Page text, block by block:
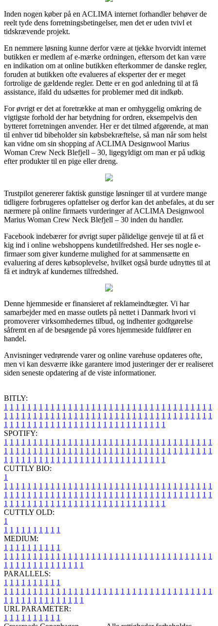
Inden nogen køber på en ACLIMA internet forhandler behøver de
reelt tyde dens forretningsbetingelser, men det er uden tvivl et
tidskrævende projekt.
En nemmere løsning kunne derfor være at tjekke hvorvidt internet
butikken er medlem af e-mærke ordningen, eftersom det kan være
en indikation om at online butikken efterkommer de danske regler,
foruden at butikken ofte evalueres af eksperter der er meget
fortrolige de gældende regler. Dette er en god anledning til at få
assistance, ifald du udsættes for problemer med dit indkøb.
For øvrigt er det at foretrække at man er omhyggelig omkring de
vigtigste forhold der har betydning for ordren, eksempelvis den
bytteret forretningen anvender. Her er det tilmed afgørende, at man
til enhver tid bibeholder sin købsbekræftelse, så man når som helst
kan vidne om sin shopping af ACLIMA Designwool Marius
Woman Crew Neck Blefjell – 30, ligegyldigt om man er på udkig
efter produkter til en pige eller dreng.
Trustpilot genererer faktisk gunstige løsninger til at vurdere mange
tidligere forbrugeres opfattelser og derfor kan det anbefales, at du ser
nærmere på online firmaets vurderinger af ACLIMA Designwool
Marius Woman Crew Neck Blefjell – 30 inden du handler.
Facebook indebærer for øvrigt super pålidelige genveje til at få et
kig ind i online webshoppens kundetilfredshed. Her ses nogle e-
firmaer som giver kunderne mulighed for at sammensætte en
evaluering af deres købsoplevelse, hvilket også burde udnyttes til at
få et indtryk af kundernes tilfredshed.
Denne hjemmeside er finansieret af reklameindtægter. Vi har
samarbejder med en masse outlets på nettet i Danmark hvori vi
promoverer virksomhedernes tilbud, og indhenter godtgørelse
såfremt en af de besøgende på vores hjemmeside fuldfører en
handel.
Anvisninger vedrørende varer og online varehuse opdateres ofte,
men vi kan desværre ikke garantere imod justeringer der er realiseret
siden seneste opdatering af de viste informationer.
BITLY:
1 1 1 1 1 1 1 1 1 1 1 1 1 1 1 1 1 1 1 1 1 1 1 1 1 1 1 1 1 1 1 1 1 1 1 1
1 1 1 1 1 1 1 1 1 1 1 1 1 1 1 1 1 1 1 1 1 1 1 1 1 1 1 1 1 1 1 1 1 1 1 1
1 1 1 1 1 1 1 1 1 1 1 1 1 1 1 1 1 1 1 1 1 1 1 1 1 1 1 1
SPOTIFY:
1 1 1 1 1 1 1 1 1 1 1 1 1 1 1 1 1 1 1 1 1 1 1 1 1 1 1 1 1 1 1 1 1 1 1 1
1 1 1 1 1 1 1 1 1 1 1 1 1 1 1 1 1 1 1 1 1 1 1 1 1 1 1 1 1 1 1 1 1 1 1 1
1 1 1 1 1 1 1 1 1 1 1 1 1 1 1 1 1 1 1 1 1 1 1 1 1 1 1 1
CUTTLY BIO:
1
1 1 1 1 1 1 1 1 1 1 1 1 1 1 1 1 1 1 1 1 1 1 1 1 1 1 1 1 1 1 1 1 1 1 1 1
1 1 1 1 1 1 1 1 1 1 1 1 1 1 1 1 1 1 1 1 1 1 1 1 1 1 1 1 1 1 1 1 1 1 1 1
1 1 1 1 1 1 1 1 1 1 1 1 1 1 1 1 1 1 1 1 1 1 1 1 1 1 1 1
CUTTLY OLD:
1
1 1 1 1 1 1 1 1 1 1
MEDIUM:
1 1 1 1 1 1 1 1 1 1
1 1 1 1 1 1 1 1 1 1 1 1 1 1 1 1 1 1 1 1 1 1 1 1 1 1 1 1 1 1 1 1 1 1 1 1
1 1 1 1 1 1 1 1 1 1 1 1 1 1
PARALLELS:
1 1 1 1 1 1 1 1 1 1
1 1 1 1 1 1 1 1 1 1 1 1 1 1 1 1 1 1 1 1 1 1 1 1 1 1 1 1 1 1 1 1 1 1 1 1
1 1 1 1 1 1 1 1 1 1 1 1 1 1
URL PARAMETER:
1 1 1 1 1 1 1 1 1 1